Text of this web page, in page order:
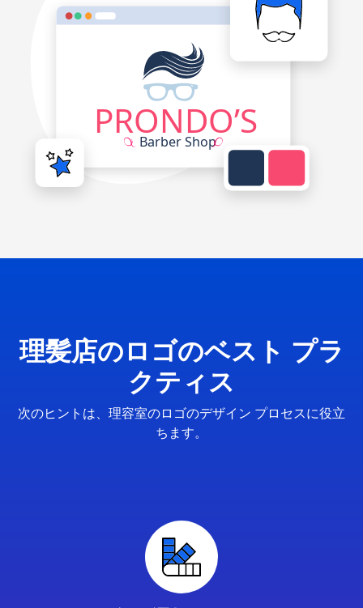
理髪店のロゴのベスト プラ
クティス
次のヒントは、理容室のロゴのデザイン プロセスに役立
ちます。